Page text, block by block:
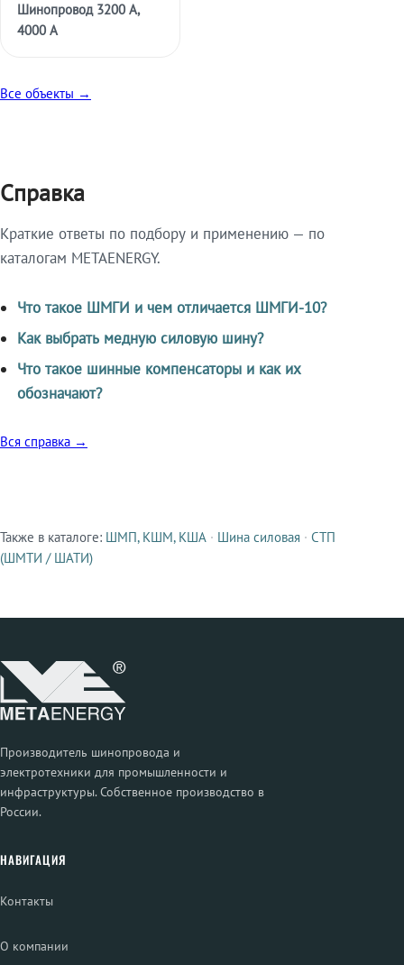
Шинопровод 3200 А,
4000 А
Все объекты →
Справка
Краткие ответы по подбору и применению — по
каталогам METAENERGY.
Что такое ШМГИ и чем отличается ШМГИ-10?
Как выбрать медную силовую шину?
Что такое шинные компенсаторы и как их
обозначают?
Вся справка →
Смежные продукты
Также в каталоге: ШМП, КШМ, КША · Шина силовая · СТП
(ШМТИ / ШАТИ)
Производитель шинопровода и
электротехники для промышленности и
инфраструктуры. Собственное производство в
России.
НАВИГАЦИЯ
Контакты
О компании